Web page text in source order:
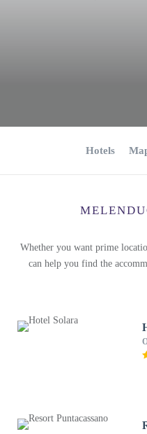
Hotels
Whether you want prime
can help you find the